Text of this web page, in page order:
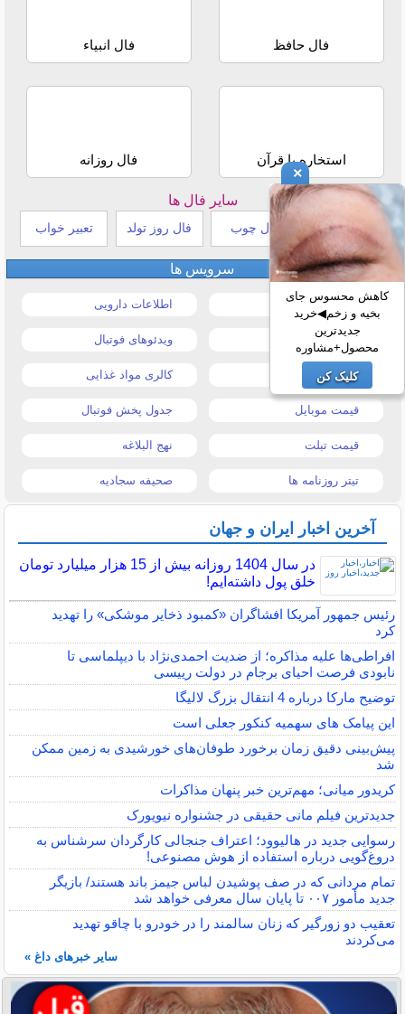
فال حافظ فال انبیاء
استخاره با قرآن فال روزانه
سایر فال ها
طالع بینی هندی فال چوب فال روز تولد تعبیر خواب
سرویس ها
قیمت خودرو اطلاعات دارویی
قیمت طلا و سکه ویدئوهای فوتبال
قیمت دلار کالری مواد غذایی
قیمت موبایل جدول پخش فوتبال
قیمت تبلت نهج البلاغه
تیتر روزنامه ها صحیفه سجادیه
آخرین اخبار ایران و جهان
در سال 1404 روزانه بیش از 15 هزار میلیارد تومان
خلق پول داشته‌ایم!
رئیس جمهور آمریکا افشاگران «کمبود ذخایر موشکی» را تهدید
کرد
افراطی‌ها علیه مذاکره؛ از ضدیت احمدی‌نژاد با دیپلماسی تا
نابودی فرصت احیای برجام در دولت رییسی
توضیح مارکا درباره 4 انتقال بزرگ لالیگا
این پیامک های سهمیه کنکور جعلی است
پیش‌بینی دقیق زمان برخورد طوفان‌های خورشیدی به زمین ممکن
شد
کریدور میانی؛ مهم‌ترین خبر پنهان مذاکرات
جدیدترین فیلم مانی حقیقی در جشنواره نیویورک
رسوایی جدید در هالیوود؛ اعتراف جنجالی کارگردان سرشناس به
دروغ‌گویی درباره استفاده از هوش مصنوعی!
تمام مردانی که در صف پوشیدن لباس جیمز باند هستند/ بازیگر
جدید مأمور ۰۰۷ تا پایان سال معرفی خواهد شد
تعقیب دو زورگیر که زنان سالمند را در خودرو با چاقو تهدید
می‌کردند
سایر خبرهای داغ »
×
کاهش محسوس جای
بخیه و زخم◀خرید
جدیدترین
محصول+مشاوره
کلیک کن